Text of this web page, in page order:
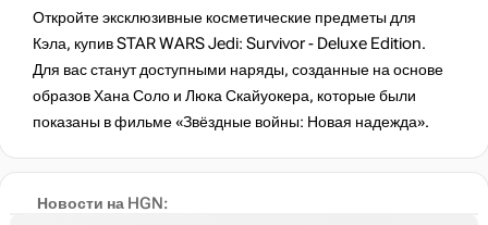
Новости на HGN:
Откройте эксклюзивные косметические предметы для
Кэла, купив STAR WARS Jedi: Survivor - Deluxe Edition.
Для вас станут доступными наряды, созданные на основе
образов Хана Соло и Люка Скайуокера, которые были
показаны в фильме «Звёздные войны: Новая надежда».